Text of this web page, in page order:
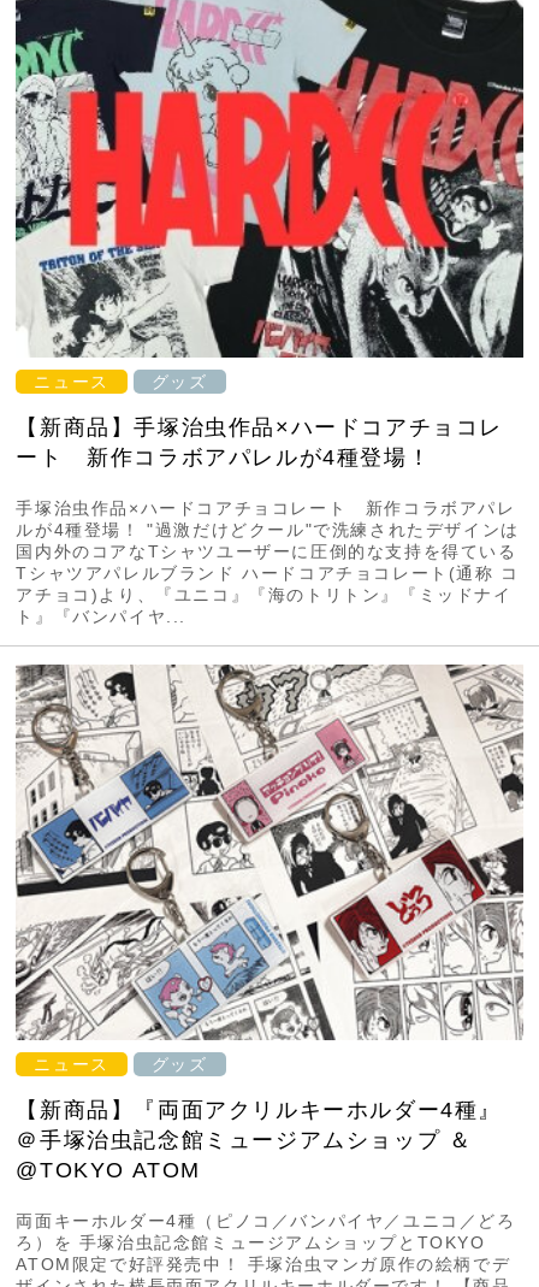
ニュース グッズ
【新商品】手塚治虫作品×ハードコアチョコレ
ート 新作コラボアパレルが4種登場！
手塚治虫作品×ハードコアチョコレート 新作コラボアパレ
ルが4種登場！ "過激だけどクール"で洗練されたデザインは
国内外のコアなTシャツユーザーに圧倒的な支持を得ている
Tシャツアパレルブランド ハードコアチョコレート(通称 コ
アチョコ)より、『ユニコ』『海のトリトン』『ミッドナイ
ト』『バンパイヤ...
ニュース グッズ
【新商品】『両面アクリルキーホルダー4種』
＠手塚治虫記念館ミュージアムショップ ＆
@TOKYO ATOM
両面キーホルダー4種（ピノコ／バンパイヤ／ユニコ／どろ
ろ）を 手塚治虫記念館ミュージアムショップとTOKYO
ATOM限定で好評発売中！ 手塚治虫マンガ原作の絵柄でデ